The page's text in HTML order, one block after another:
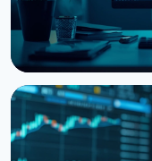
НОВИНА
Кити нарощують
бачить фінал